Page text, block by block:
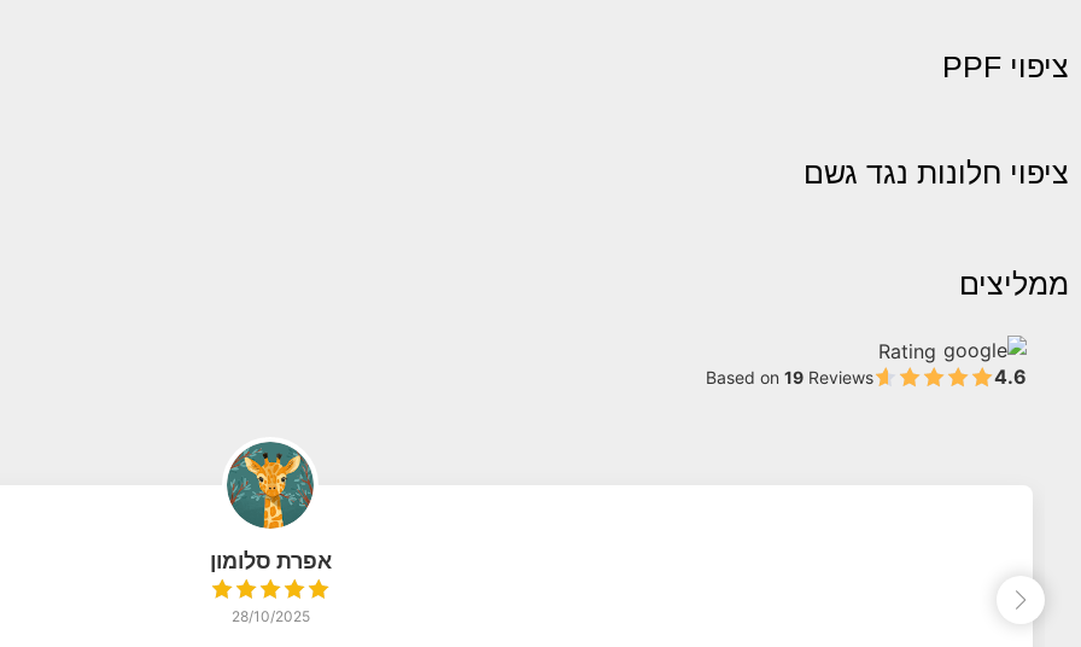
ציפוי PPF
ציפוי חלונות נגד גשם
ממליצים
Rating
4.6
Based on 19 Reviews
אפרת סלומון
28/10/2025